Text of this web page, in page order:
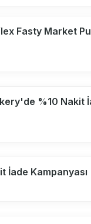
Fasty Market
%10 Nakit
İade Kampanyası